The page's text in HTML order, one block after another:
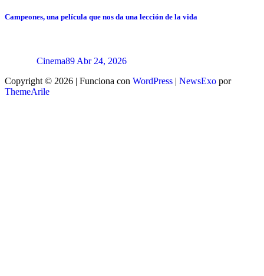
Campeones, una película que nos da una lección de la vida
Cinema89 Abr 24, 2026
Copyright © 2026 | Funciona con WordPress | NewsExo por
ThemeArile